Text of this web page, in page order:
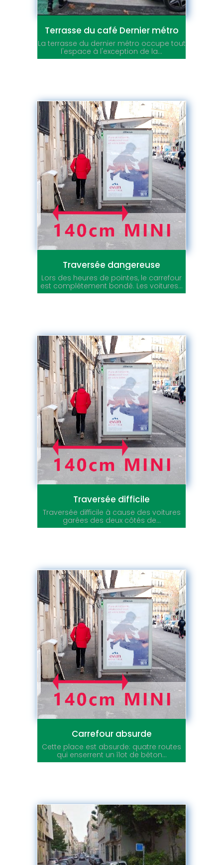
Terrasse du café Dernier métro
La terrasse du dernier métro occupe tout
l'espace à l'exception de la...
Traversée dangereuse
Lors des heures de pointes, le carrefour
est complétement bondé. Les voitures...
Traversée difficile
Traversée difficile à cause des voitures
garées des deux côtés de...
Carrefour absurde
Cette place est absurde: quatre routes
qui enserrent un îlot de béton...